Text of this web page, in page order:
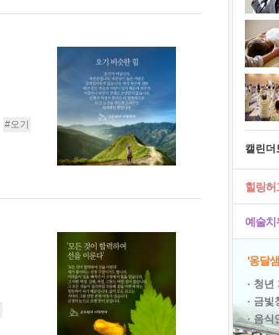
#오기
크..
캘린더
예술치
힐링허
'옹달
· 청년
· 금빛
· 음식